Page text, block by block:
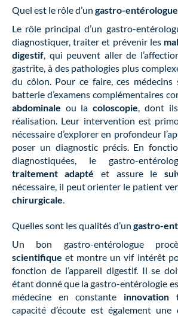
Quel est le rôle d’un gastro-entérologue
Le rôle principal d’un gastro-
diagnostiquer, traiter et prévenir les
digestif , qui peuvent aller de
gastrite, à des pathologies plus
du côlon. Pour ce faire, ces médecins
batterie d’examens complémentaires
abdominale ou la coloscopie , dont
réalisation. Leur intervention est
nécessaire d’explorer en profondeur
poser un diagnostic précis. En
diagnostiquées, le gastro-
traitement adapté et assure le
nécessaire, il peut orienter le patient
chirurgicale
Quelles sont les qualités d’un gastro-
Un bon gastro-entérologue
scientifique et montre un vif intérêt
fonction de l’appareil digestif. Il se
étant donné que la gastro-entérologie
médecine en constante innovation
capacité d’écoute est également une